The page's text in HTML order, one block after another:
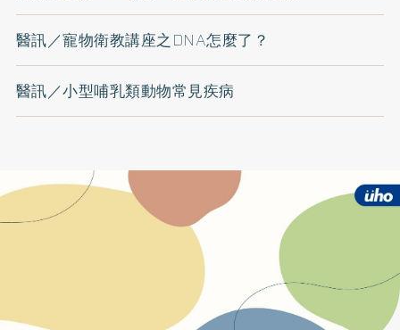
醫訊／寵物衛教講座之DNA怎麼了？
醫訊／小型哺乳類動物常見疾病